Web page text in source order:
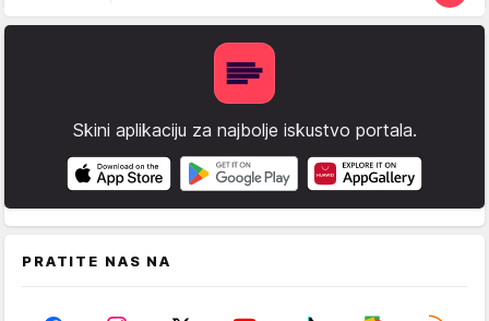
Skini aplikaciju za najbolje iskustvo portala.
PRATITE NAS NA